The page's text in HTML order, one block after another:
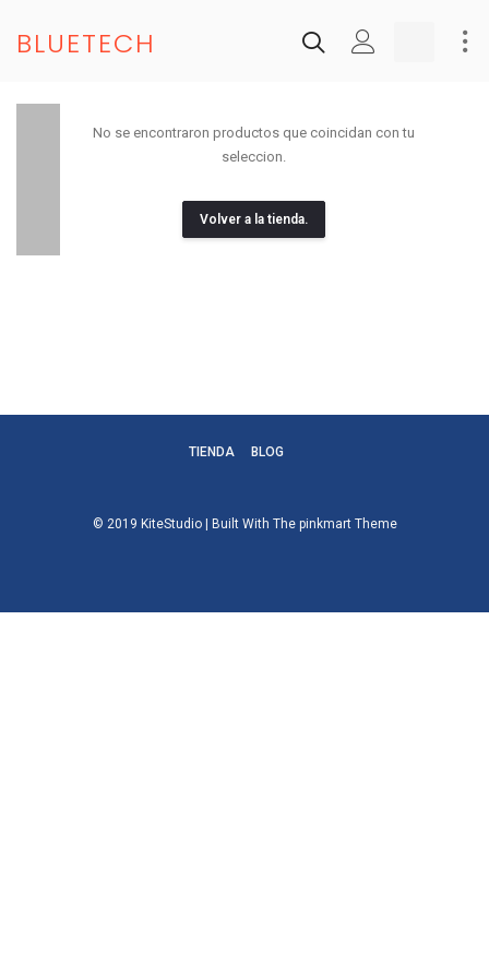
BLUETECH
No se encontraron productos que coincidan con tu
seleccion.
Volver a la tienda.
TIENDA BLOG
© 2019 KiteStudio | Built With The pinkmart Theme